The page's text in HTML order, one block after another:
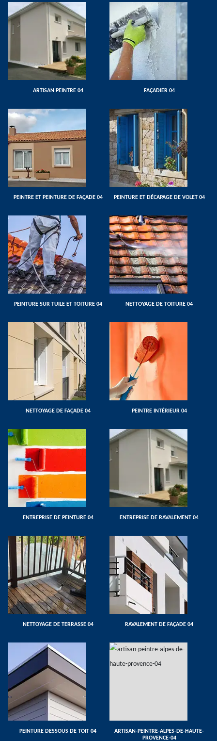
ARTISAN PEINTRE 04 FAÇADIER 04
PEINTRE ET PEINTURE DE FAÇADE 04 PEINTURE ET DÉCAPAGE DE VOLET 04
PEINTURE SUR TUILE ET TOITURE 04 NETTOYAGE DE TOITURE 04
NETTOYAGE DE FAÇADE 04 PEINTRE INTÉRIEUR 04
ENTREPRISE DE PEINTURE 04 ENTREPRISE DE RAVALEMENT 04
NETTOYAGE DE TERRASSE 04 RAVALEMENT DE FAÇADE 04
PEINTURE DESSOUS DE TOIT 04
ARTISAN-PEINTRE-ALPES-DE-HAUTE-
PROVENCE-04